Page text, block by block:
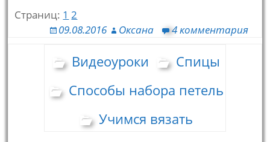
Страниц: 1 2
09.08.2016
Оксана 4 комментария
Видеоуроки
Спицы
Способы набора петель
Учимся вязать